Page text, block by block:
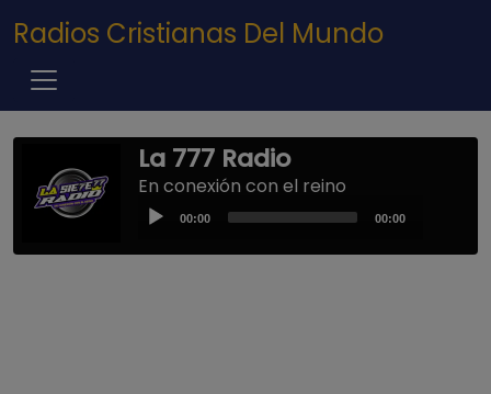
Pasar al contenido principal
Radios Cristianas Del Mundo
La 777 Radio
En conexión con el reino
Audio00:00 00:00